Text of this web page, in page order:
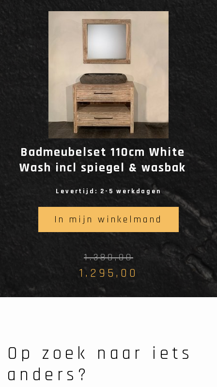
Badmeubelset 110cm White
Wash incl spiegel & wasbak
Levertijd: 2-5 werkdagen
In mijn winkelmand
1.380,00
1.295,00
Op zoek naar iets
anders?